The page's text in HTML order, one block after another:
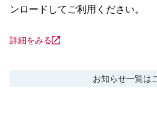
ンロードしてご利用ください。
詳細をみる
お知らせ一覧は